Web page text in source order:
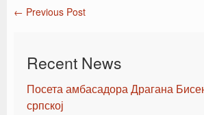
← Previous Post
Recent News
Посета амбасадора Драгана
српској